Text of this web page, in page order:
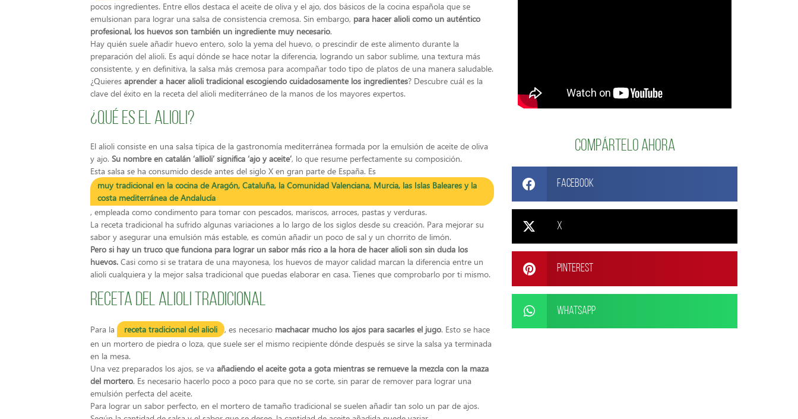
pocos ingredientes. Entre ellos destaca el aceite de oliva y el ajo, dos básicos de la cocina española que se
emulsionan para lograr una salsa de consistencia cremosa. Sin embargo, para hacer alioli como un auténtico
profesional, los huevos son también un ingrediente muy necesario.
Hay quién suele añadir huevo entero, solo la yema del huevo, o prescindir de este alimento durante la
preparación del alioli. Es aquí dónde se hace notar la diferencia, logrando un sabor sublime, una textura más
consistente, y en definitiva, la salsa más cremosa para acompañar todo tipo de platos de una manera saludable.
¿Quieres aprender a hacer alioli tradicional escogiendo cuidadosamente los ingredientes? Descubre cuál es la
clave del éxito en la receta del alioli mediterráneo de la manos de los mayores expertos.
¿Qué es el alioli?
El alioli consiste en una salsa típica de la gastronomía mediterránea formada por la emulsión de aceite de oliva
y ajo. Su nombre en catalán ‘allioli’ significa ‘ajo y aceite’, lo que resume perfectamente su composición.
Esta salsa se ha consumido desde antes del siglo X en gran parte de España. Es
muy tradicional en la cocina de Aragón, Cataluña, la Comunidad Valenciana, Murcia, las Islas Baleares y la
costa mediterránea de Andalucía
, empleada como condimento para tomar con pescados, mariscos, arroces, pastas y verduras.
La receta tradicional ha sufrido algunas variaciones a lo largo de los siglos desde su creación. Para mejorar su
sabor y asegurar una emulsión más estable, es común añadir un poco de sal y un chorrito de limón.
Pero si hay un truco que funciona para lograr un sabor más rico a la hora de hacer alioli son sin duda los
huevos. Casi como si se tratara de una mayonesa, los huevos de mayor calidad marcan la diferencia entre un
alioli cualquiera y la mejor salsa tradicional que puedas elaborar en casa. Tienes que comprobarlo por ti mismo.
Receta del alioli tradicional
Para la receta tradicional del alioli , es necesario machacar mucho los ajos para sacarles el jugo. Esto se hace
en un mortero de piedra o loza, que suele ser el mismo recipiente dónde después se sirve la salsa ya terminada
en la mesa.
Una vez preparados los ajos, se va añadiendo el aceite gota a gota mientras se remueve la mezcla con la maza
del mortero. Es necesario hacerlo poco a poco para que no se corte, sin parar de remover para lograr una
emulsión perfecta del aceite.
Para lograr un sabor perfecto, en el mortero de tamaño tradicional se suelen añadir tan solo un par de ajos.
Compártelo ahora
Facebook
X
Pinterest
WhatsApp